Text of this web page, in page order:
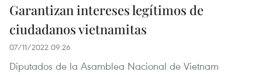
Garantizan intereses legítimos de
ciudadanos vietnamitas
07/11/2022 09:26
Diputados de la Asamblea Nacional de Vietnam